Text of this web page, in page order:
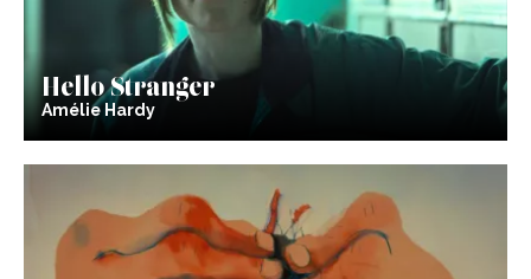
Hello Stranger
Amélie Hardy